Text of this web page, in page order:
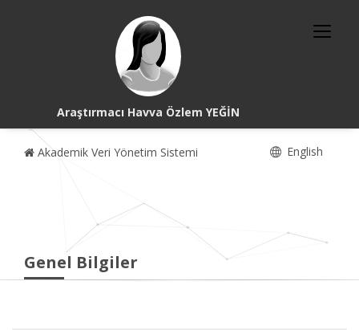
Araştırmacı Havva Özlem YEĞİN
Akademik Veri Yönetim Sistemi English
Genel Bilgiler